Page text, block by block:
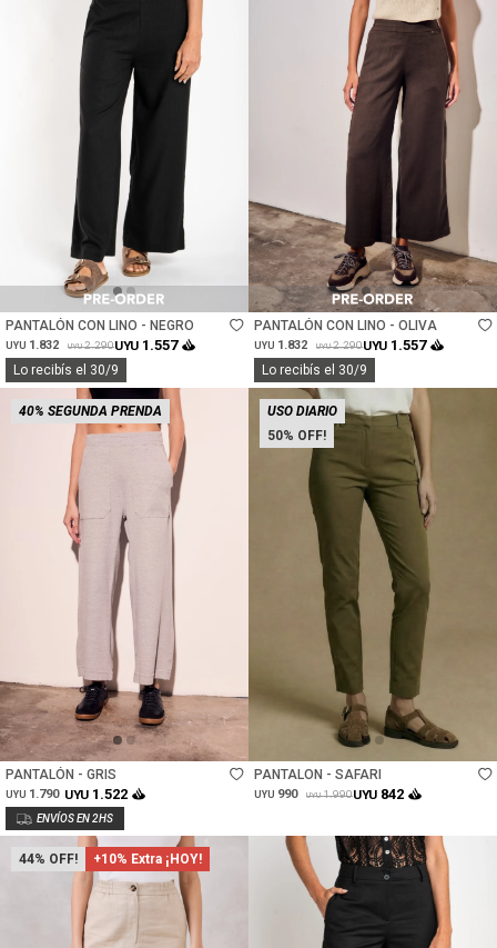
Talle
PANTALÓN CON LINO - NEGRO
UYU 1.832 UYU 2.290UYU 1.557
Lo recibís el 30/9
Talle
PANTALÓN CON LINO - OLIVA
UYU 1.832 UYU 2.290UYU 1.557
Lo recibís el 30/9
40% SEGUNDA PRENDA
Talle
PANTALÓN - GRIS
UYU 1.790 UYU 1.522
50
USO DIARIO
PANTALON - SAFARI
UYU 990 UYU 1.990UYU 842
44 +10% Extra ¡HOY!